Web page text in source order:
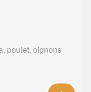
poulet, oignons